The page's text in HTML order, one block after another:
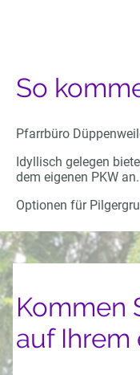
So
Pfarrbüro
Idyllisch gelegen
dem eigenen PKW
Optionen für
Kommen
auf Ihrem